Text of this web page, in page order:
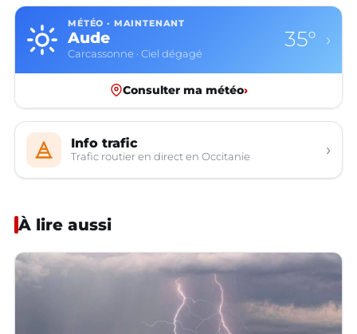
MÉTÉO · MAINTENANT
Aude
Carcassonne · Ciel dégagé
35° ›
Consulter ma météo›
Info trafic
Trafic routier en direct en Occitanie ›
À lire aussi